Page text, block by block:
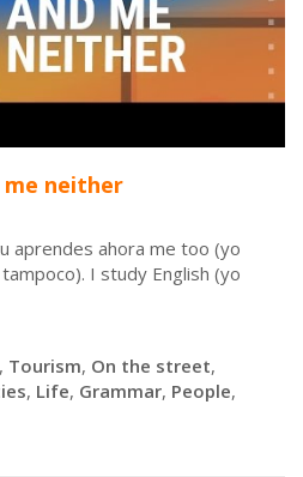
neither
aprendes ahora me too (yo
I study English (yo
, Tourism, On the street,
, Life, Grammar, People,